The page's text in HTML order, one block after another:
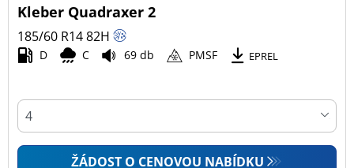
Kleber Quadraxer 2
185/60 R1482H
D C 69 db PMSF EPREL
ŽÁDOST O CENOVOU NABÍDKU